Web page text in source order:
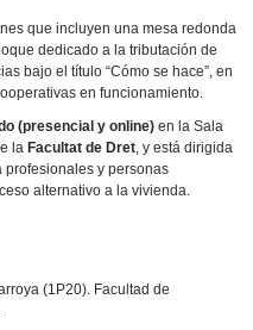
que incluyen una mesa redonda
dedicado a la tributación de
bajo el título “Cómo se hace”, en
en funcionamiento.
(presencial y online) en la Sala
la Facultat de Dret, y está dirigida
profesionales y personas
alternativo a la vivienda.
(1P20). Facultad de